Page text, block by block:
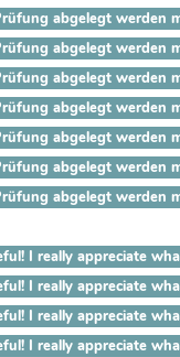
abgelegt werden
abgelegt werden
abgelegt werden
abgelegt werden
abgelegt werden
abgelegt werden
abgelegt werden
I really appreciate
I really appreciate
I really appreciate
I really appreciate